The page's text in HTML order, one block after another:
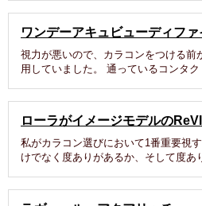
ワンデーアキュビューディファ
視力が悪いので、カラコンをつける前
用していました。 通っているコンタ
ローラがイメージモデルの
私がカラコン選びにおいて1番重要視
けでなく度ありがあるか、そして度あ